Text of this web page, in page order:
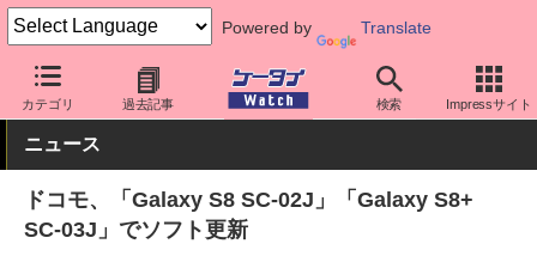
Powered by Translate
カテゴリ 過去記事 検索 Impressサイト
ケータイ Watch キャリア ドコモ ソフト更新
ニュース
ドコモ、「Galaxy S8 SC-02J」「Galaxy S8+
SC-03J」でソフト更新